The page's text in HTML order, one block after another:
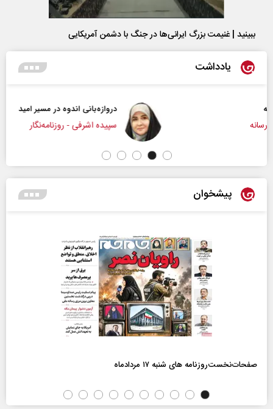
ببینید | غنیمت بزرگ ایرانی‌ها در جنگ با دشمن آمریکایی
یادداشت
دروازه‌بانی اندوه در مسیر امید
سپیده اشرفی - روزنامه‌نگار
پیشخوان
صفحات‌نخست‌روزنامه ها‌ی شنبه ۱۷ مردادماه